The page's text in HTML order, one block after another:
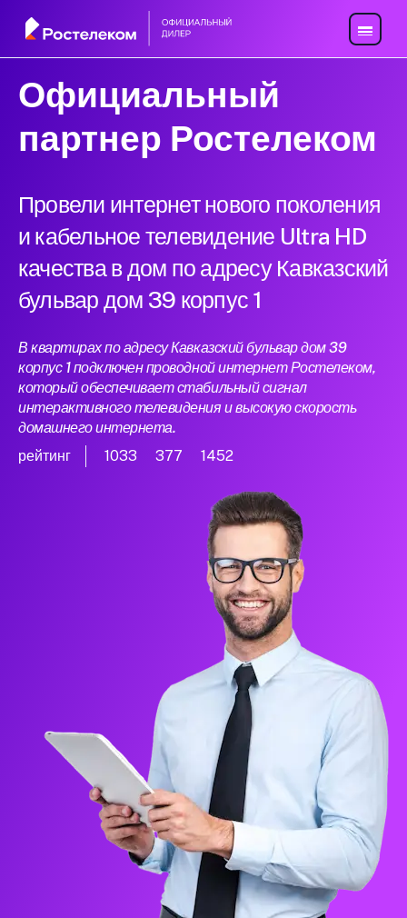
Официальный
партнер Ростелеком
Провели интернет нового поколения
и кабельное телевидение Ultra HD
качества в дом по адресу Кавказский
бульвар дом 39 корпус 1
В квартирах по адресу Кавказский бульвар дом 39
корпус 1 подключен проводной интернет Ростелеком,
который обеспечивает стабильный сигнал
интерактивного телевидения и высокую скорость
домашнего интернета.
рейтинг
1033 377 1452